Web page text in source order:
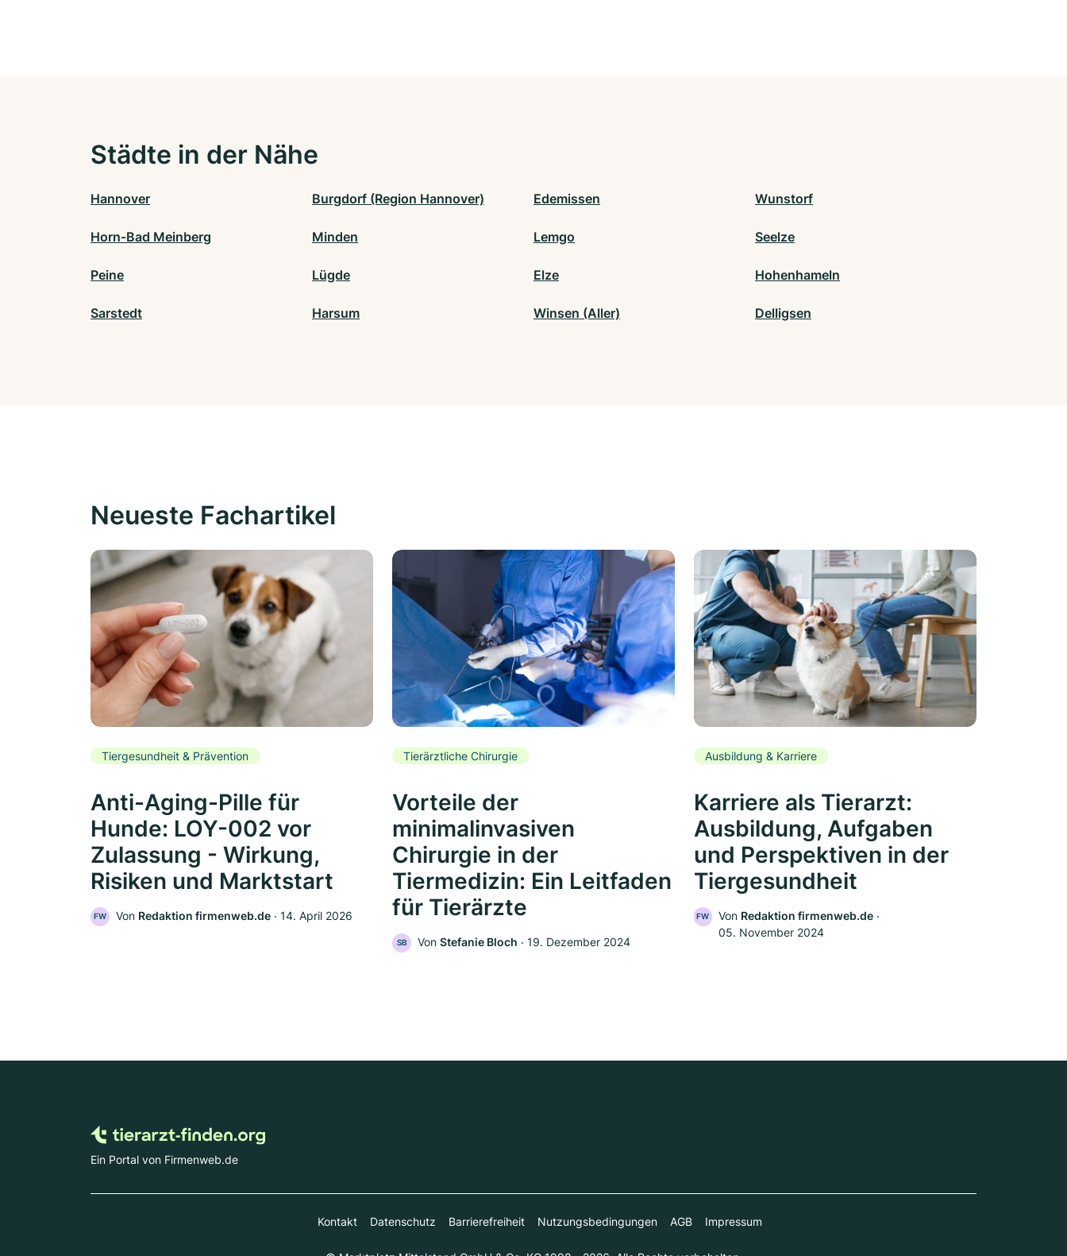
Städte in der Nähe
Hannover Burgdorf (Region Hannover) Edemissen Wunstorf
Horn-Bad Meinberg Minden Lemgo Seelze
Peine Lügde Elze Hohenhameln
Sarstedt Harsum Winsen (Aller) Delligsen
Neueste Fachartikel
Tiergesundheit & Prävention
Anti-Aging-Pille für
Hunde: LOY-002 vor
Zulassung - Wirkung,
Risiken und Marktstart
FW Von Redaktion firmenweb.de ‧ 14. April 2026
Tierärztliche Chirurgie
Vorteile der
minimalinvasiven
Chirurgie in der
Tiermedizin: Ein Leitfaden
für Tierärzte
SB Von Stefanie Bloch ‧ 19. Dezember 2024
Ausbildung & Karriere
Karriere als Tierarzt:
Ausbildung, Aufgaben
und Perspektiven in der
Tiergesundheit
FW Von Redaktion firmenweb.de‧
05. November 2024
Ein Portal von Firmenweb.de
Kontakt Datenschutz Barrierefreiheit Nutzungsbedingungen AGB Impressum